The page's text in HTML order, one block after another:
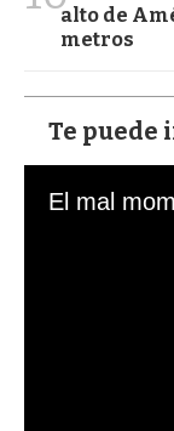
alto de
metros
Te puede